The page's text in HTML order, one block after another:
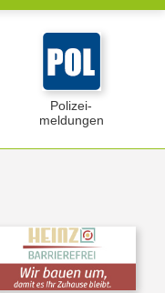
Polizei-
meldungen